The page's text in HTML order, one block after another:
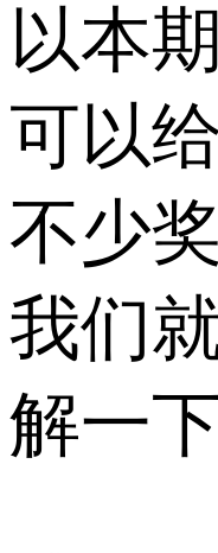
以本
可以
不少
我们
解一